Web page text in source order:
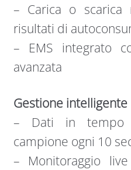
– Carica o scarica
risultati di
– EMS integrato
avanzata
Gestione intelligente
– Dati in tempo
campione ogni 10
– Monitoraggio